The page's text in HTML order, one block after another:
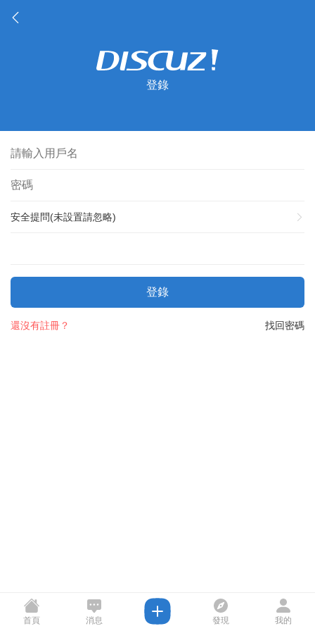
登錄
安全提問(未設置請忽略)
登錄
找回密碼
還沒有註冊？
首頁 消息 發現 我的